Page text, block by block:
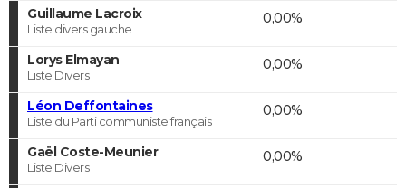
Guillaume Lacroix
Liste divers gauche
0,00%
Lorys Elmayan
Liste Divers
0,00%
Léon Deffontaines
Liste du Parti communiste français
0,00%
Gaël Coste-Meunier
Liste Divers
0,00%